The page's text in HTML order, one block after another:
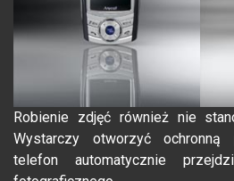
Robienie zdjęć również nie
Wystarczy otworzyć
telefon automatycznie